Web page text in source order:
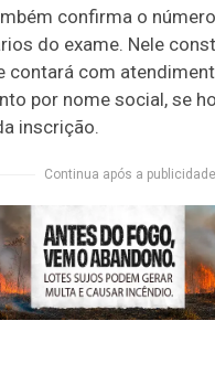
confirma o
do exame. Nele
contará com
por nome social, se
inscrição.
Continua após a publicidade